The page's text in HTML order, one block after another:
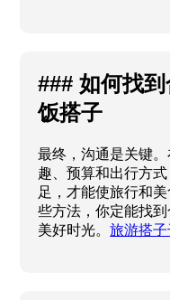
### 如何找
饭搭子
最终，沟通是关键
趣、预算和出行方
足，才能使旅行和
些方法，你定能找
美好时光。旅游搭